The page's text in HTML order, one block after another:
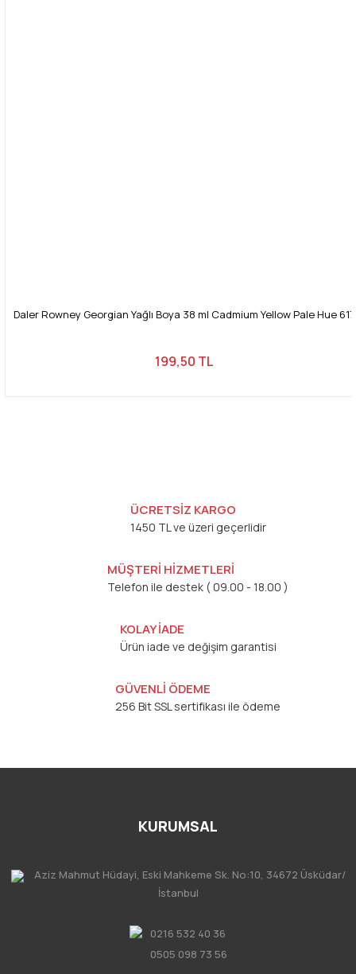
Daler Rowney Georgian Yağlı Boya 38 ml Cadmium Yellow Pale Hue 617
199,50 TL
ÜCRETSİZ KARGO
1450 TL ve üzeri geçerlidir
MÜŞTERİ HİZMETLERİ
Telefon ile destek ( 09.00 - 18.00 )
KOLAY İADE
Ürün iade ve değişim garantisi
GÜVENLİ ÖDEME
256 Bit SSL sertifikası ile ödeme
KURUMSAL
Aziz Mahmut Hüdayi, Eski Mahkeme Sk. No:10, 34672 Üsküdar/
İstanbul
0216 532 40 36
0505 098 73 56